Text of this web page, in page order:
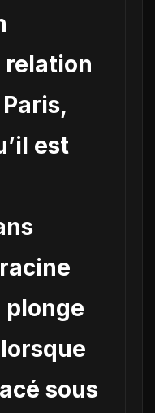
relation
est
lorsque
sous